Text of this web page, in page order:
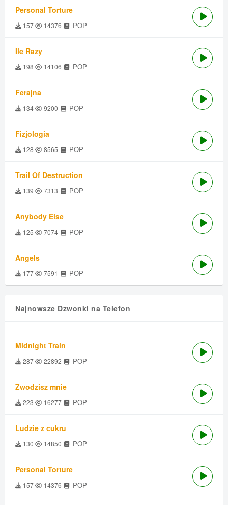
Personal Torture
157 14376 POP
Ile Razy
198 14106 POP
Ferajna
134 9200 POP
Fizjologia
128 8565 POP
Trail Of Destruction
139 7313 POP
Anybody Else
125 7074 POP
Angels
177 7591 POP
Najnowsze Dzwonki na Telefon
Midnight Train
287 22892 POP
Zwodzisz mnie
223 16277 POP
Ludzie z cukru
130 14850 POP
Personal Torture
157 14376 POP